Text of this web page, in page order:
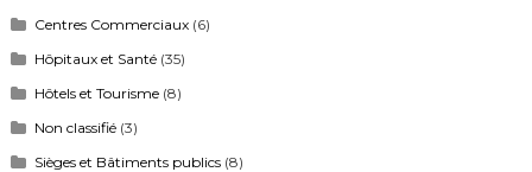
Centres Commerciaux(6)
Hôpitaux et Santé(35)
Hôtels et Tourisme(8)
Non classifié(3)
Sièges et Bâtiments publics(8)